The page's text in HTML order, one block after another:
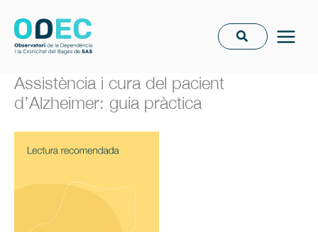
contingut
Assistència i cura del pacient
d’Alzheimer: guia pràctica